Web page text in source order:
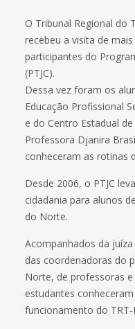
O Tribunal Regional do
recebeu a visita de
participantes do
(PTJC).
Dessa vez foram os
Educação Profissional
e do Centro Estadual
Professora Djanira
conheceram as rotinas
Desde 2006, o PTJC
cidadania para alunos
do Norte.
Acompanhados da
das coordenadoras do
Norte, de professoras
estudantes
funcionamento do TRT-